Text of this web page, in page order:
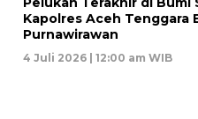
Kapolres Aceh Tenggara
Purnawirawan
4 Juli 2026 | 12:00 am WIB